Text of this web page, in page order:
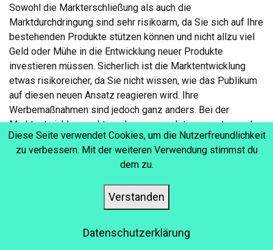
Sowohl die Markterschließung als auch die
Marktdurchdringung sind sehr risikoarm, da Sie sich auf Ihre
bestehenden Produkte stützen können und nicht allzu viel
Geld oder Mühe in die Entwicklung neuer Produkte
investieren müssen. Sicherlich ist die Marktentwicklung
etwas risikoreicher, da Sie nicht wissen, wie das Publikum
auf diesen neuen Ansatz reagieren wird. Ihre
Werbemaßnahmen sind jedoch ganz anders. Bei der
Marktentwicklung geht es darum, neue Interessenten und
Kunden zu gewinnen, so dass Sie Ihr Produkt unter
Umständen unter einem neuen Namen vermarkten und es
aus einem völlig neuen Blickwinkel heraus vermarkten
müssen, eventuell auch mit Sonderpreisen. Wenn Sie
hingegen den Markt durchdringen, können Sie Ihrem
bestehenden Kundenstamm Gutscheine und Sonderpreise
Diese Seite verwendet Cookies, um die Nutzerfreundlichkeit
zu verbessern. Mit der weiteren Verwendung stimmst du
dem zu.
Verstanden
Datenschutzerklärung